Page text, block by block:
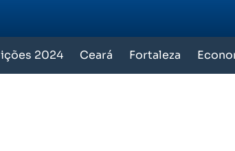
2024 Ceará Fortaleza